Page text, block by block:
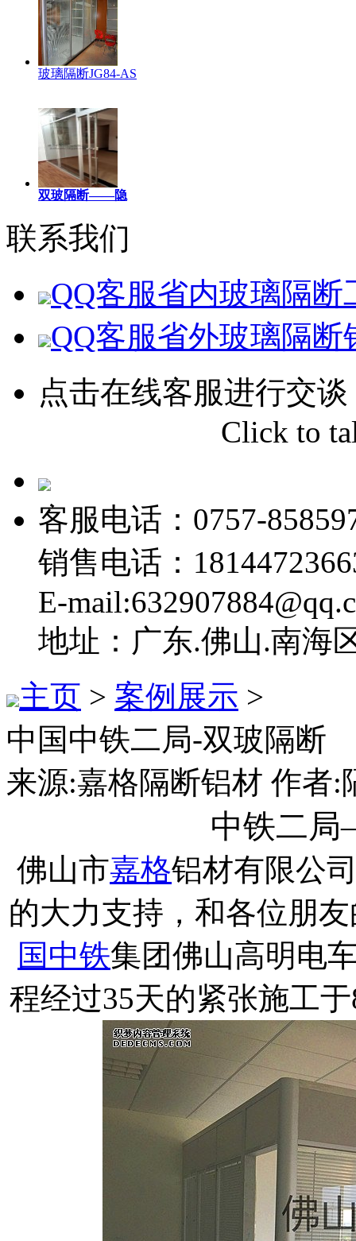
玻璃隔断JG84-AS
双玻隔断——隐
联系我们
QQ客服省内玻璃隔断
QQ客服省外玻璃隔断
点击在线客服进行交谈
Click to
客服电话：0757-
销售电话：
E-
地址：广东.佛山.南海
主页 > 案例展示 >
中国中铁二局-双玻隔断
来源:嘉格隔断铝材 作者:
中铁二
佛山市嘉格铝材有限公
的大力支持，和各位朋
国中铁集团佛山高明电
程经过35天的紧张施工